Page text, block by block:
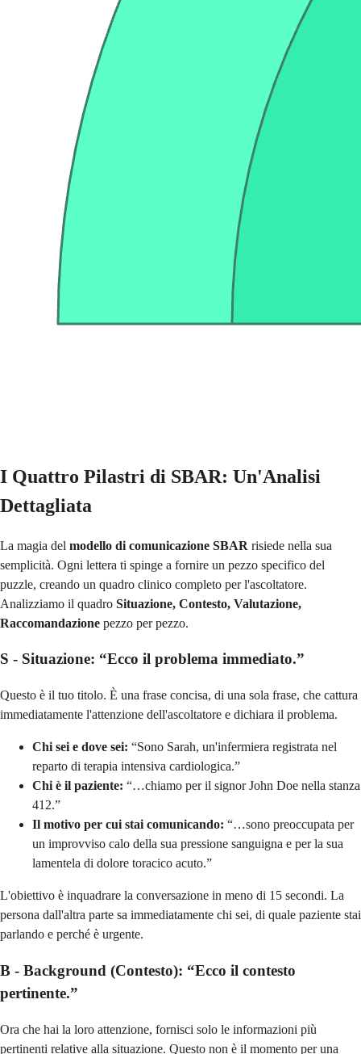
I Quattro Pilastri di SBAR: Un'Analisi
Dettagliata
La magia del modello di comunicazione SBAR risiede nella sua
semplicità. Ogni lettera ti spinge a fornire un pezzo specifico del
puzzle, creando un quadro clinico completo per l'ascoltatore.
Analizziamo il quadro Situazione, Contesto, Valutazione,
Raccomandazione pezzo per pezzo.
S - Situazione: “Ecco il problema immediato.”
Questo è il tuo titolo. È una frase concisa, di una sola frase, che cattura
immediatamente l'attenzione dell'ascoltatore e dichiara il problema.
Chi sei e dove sei: “Sono Sarah, un'infermiera registrata nel
reparto di terapia intensiva cardiologica.”
Chi è il paziente: “…chiamo per il signor John Doe nella stanza
412.”
Il motivo per cui stai comunicando: “…sono preoccupata per
un improvviso calo della sua pressione sanguigna e per la sua
lamentela di dolore toracico acuto.”
L'obiettivo è inquadrare la conversazione in meno di 15 secondi. La
persona dall'altra parte sa immediatamente chi sei, di quale paziente stai
parlando e perché è urgente.
B - Background (Contesto): “Ecco il contesto
pertinente.”
Ora che hai la loro attenzione, fornisci solo le informazioni più
pertinenti relative alla situazione. Questo non è il momento per una